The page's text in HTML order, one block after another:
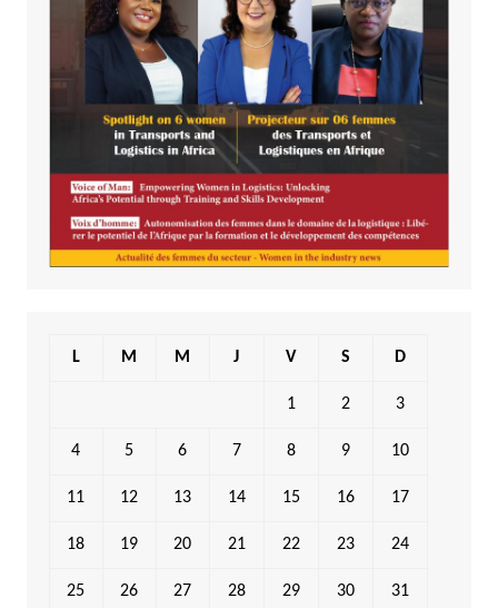
L M M J V S D
1 2 3
4 5 6 7 8 9 10
11 12 13 14 15 16 17
18 19 20 21 22 23 24
25 26 27 28 29 30 31